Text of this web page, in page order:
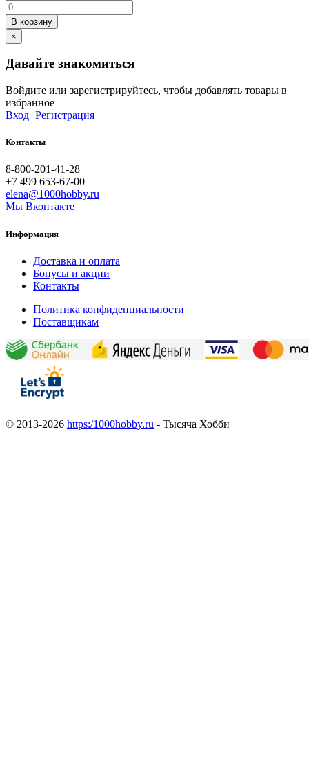
В корзину
×
Давайте знакомиться
Войдите или зарегистрируйтесь, чтобы добавлять товары в
избранное
Вход Регистрация
Контакты
8-800-201-41-28
+7 499 653-67-00
elena@1000hobby.ru
Мы Вконтакте
Информация
Доставка и оплата
Бонусы и акции
Контакты
Политика конфиденциальности
Поставщикам
© 2013-2026 https:/1000hobby.ru - Тысяча Хобби